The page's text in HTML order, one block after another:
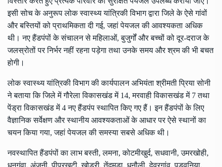
इसी सोच के अनुरूप लोक स्वास्थ्य यांत्रिकी विभाग द्वारा जिले के ऐसे गांवों
और बस्तियों को प्राथमिकता दी गई, जहां पेयजल की आवश्यकता अधिक
थी। नए हैंडपंपों के संचालन से महिलाओं, बुजुर्गों और बच्चों को दूर-दराज के
जलस्रोतों पर निर्भर नहीं रहना पड़ेगा तथा उनके समय और श्रम की भी बचत
होगी।
लोक स्वास्थ्य यांत्रिकी विभाग की कार्यपालन अभियंता श्रीमती प्रिया सोनी
ने बताया कि जिले में गौरेला विकासखंड में 14, मरवाही विकासखंड में 7 तथा
पेंड्रा विकासखंड में 4 नए हैंडपंप स्थापित किए गए हैं। इन हैंडपंपों के लिए
वैज्ञानिक सर्वेक्षण और स्थानीय आवश्यकताओं के आधार पर ऐसे स्थानों का
चयन किया गया, जहां पेयजल की समस्या सबसे अधिक थी।
नवस्थापित हैंडपंपों का लाभ बस्ती, लमना, कोटमीखुर्द, सधवानी, उमरखोही,
धनगंवा, अंजनी, पीपरखुटी, खोडरी, तेंदुमुड़ा, धनौली, देवरगांव, पड़वनिया,